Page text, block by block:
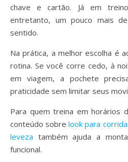
chave e cartão. Já em
entretanto, um pouco mais
sentido.
Na prática, a melhor escolha é
rotina. Se você corre cedo, à
em viagem, a pochete
praticidade sem limitar seus
Para quem treina em horários
conteúdo sobrelook para
leveza também ajuda a
funcional.